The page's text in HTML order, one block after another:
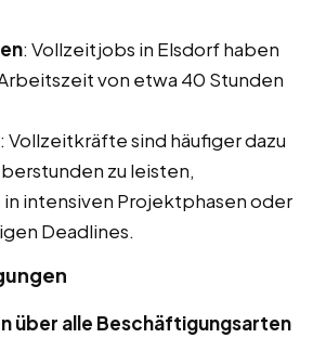
: Vollzeitjobs in Elsdorf haben
von etwa 40 Stunden
: Vollzeitkräfte sind häufiger dazu
zu leisten,
intensiven Projektphasen oder
Deadlines.
über alle Beschäftigungsarten